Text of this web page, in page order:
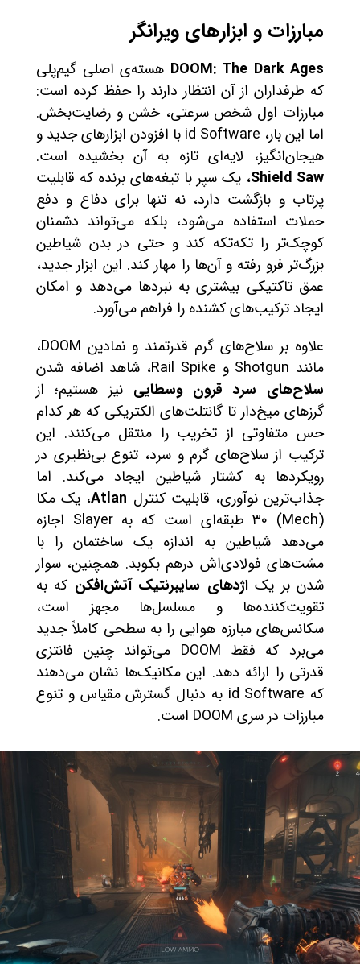
مبارزات و ابزارهای ویرانگر
DOOM: The Dark Ages هسته‌ی اصلی گیم‌پلی
که طرفداران از آن انتظار دارند را حفظ کرده است:
مبارزات اول شخص سرعتی، خشن و رضایت‌بخش.
اما این بار، id Software با افزودن ابزارهای جدید و
هیجان‌انگیز، لایه‌ای تازه به آن بخشیده است.
Shield Saw، یک سپر با تیغه‌های برنده که قابلیت
پرتاب و بازگشت دارد، نه تنها برای دفاع و دفع
حملات استفاده می‌شود، بلکه می‌تواند دشمنان
کوچک‌تر را تکه‌تکه کند و حتی در بدن شیاطین
بزرگ‌تر فرو رفته و آن‌ها را مهار کند. این ابزار جدید،
عمق تاکتیکی بیشتری به نبردها می‌دهد و امکان
ایجاد ترکیب‌های کشنده را فراهم می‌آورد.
علاوه بر سلاح‌های گرم قدرتمند و نمادین DOOM،
مانند Shotgun و Rail Spike، شاهد اضافه شدن
سلاح‌های سرد قرون وسطایی نیز هستیم؛ از
گرزهای میخ‌دار تا گانتلت‌های الکتریکی که هر کدام
حس متفاوتی از تخریب را منتقل می‌کنند. این
ترکیب از سلاح‌های گرم و سرد، تنوع بی‌نظیری در
رویکردها به کشتار شیاطین ایجاد می‌کند. اما
جذاب‌ترین نوآوری، قابلیت کنترل Atlan، یک مکا
(Mech) ۳۰ طبقه‌ای است که به Slayer اجازه
می‌دهد شیاطین به اندازه یک ساختمان را با
مشت‌های فولادی‌اش درهم بکوبد. همچنین، سوار
شدن بر یکاژدهای سایبرنتیک آتش‌افکن که به
تقویت‌کننده‌ها و مسلسل‌ها مجهز است،
سکانس‌های مبارزه هوایی را به سطحی کاملاً جدید
می‌برد که فقط DOOM می‌تواند چنین فانتزی
قدرتی را ارائه دهد. این مکانیک‌ها نشان می‌دهند
که id Software به دنبال گسترش مقیاس و تنوع
مبارزات در سری DOOM است.